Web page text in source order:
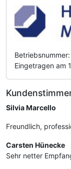
Eingetragen am
Silvia Marcello
Freundlich,
Carsten Hünecke
Sehr netter